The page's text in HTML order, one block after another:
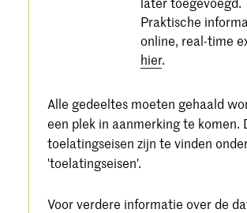
Praktische
online, real-time
hier.
Alle gedeeltes moeten gehaald
een plek in aanmerking te komen.
toelatingseisen zijn te vinden
'toelatingseisen'.
Voor verdere informatie over de